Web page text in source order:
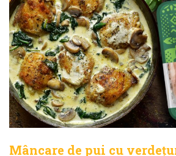
Mâncare de pui cu